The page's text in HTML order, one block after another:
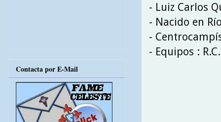
- Luiz Carlos
- Nacido en
-
- Equipos :
Contacta por E-Mail